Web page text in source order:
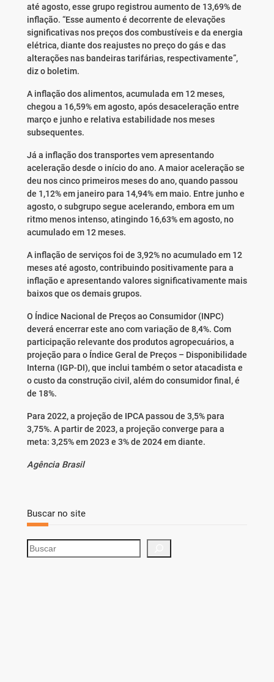
até agosto, esse grupo registrou aumento de 13,69% de
inflação. “Esse aumento é decorrente de elevações
significativas nos preços dos combustíveis e da energia
elétrica, diante dos reajustes no preço do gás e das
alterações nas bandeiras tarifárias, respectivamente”,
diz o boletim.
A inflação dos alimentos, acumulada em 12 meses,
chegou a 16,59% em agosto, após desaceleração entre
março e junho e relativa estabilidade nos meses
subsequentes.
Já a inflação dos transportes vem apresentando
aceleração desde o início do ano. A maior aceleração se
deu nos cinco primeiros meses do ano, quando passou
de 1,12% em janeiro para 14,94% em maio. Entre junho e
agosto, o subgrupo segue acelerando, embora em um
ritmo menos intenso, atingindo 16,63% em agosto, no
acumulado em 12 meses.
A inflação de serviços foi de 3,92% no acumulado em 12
meses até agosto, contribuindo positivamente para a
inflação e apresentando valores significativamente mais
baixos que os demais grupos.
O Índice Nacional de Preços ao Consumidor (INPC)
deverá encerrar este ano com variação de 8,4%. Com
participação relevante dos produtos agropecuários, a
projeção para o Índice Geral de Preços – Disponibilidade
Interna (IGP-DI), que inclui também o setor atacadista e
o custo da construção civil, além do consumidor final, é
de 18%.
Para 2022, a projeção de IPCA passou de 3,5% para
3,75%. A partir de 2023, a projeção converge para a
meta: 3,25% em 2023 e 3% de 2024 em diante.
Agência Brasil
Buscar no site
S
e